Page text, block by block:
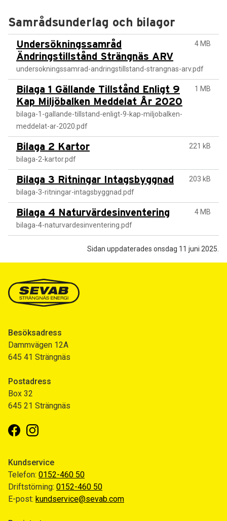
Samrådsunderlag och bilagor
Undersökningssamråd
Ändringstillstånd Strängnäs ARV
4 MB
undersokningssamrad-andringstillstand-strangnas-arv.pdf
Bilaga 1 Gällande Tillstånd Enligt 9
Kap Miljöbalken Meddelat År 2020
1 MB
bilaga-1-gallande-tillstand-enligt-9-kap-miljobalken-
meddelat-ar-2020.pdf
Bilaga 2 Kartor
221 kB
bilaga-2-kartor.pdf
Bilaga 3 Ritningar Intagsbyggnad
203 kB
bilaga-3-ritningar-intagsbyggnad.pdf
Bilaga 4 Naturvärdesinventering
4 MB
bilaga-4-naturvardesinventering.pdf
Sidan uppdaterades onsdag 11 juni 2025.
Besöksadress
Dammvägen 12A
645 41 Strängnäs
Postadress
Box 32
645 21 Strängnäs
FacebookInstagram
Kundservice
Telefon: 0152-460 50
Driftstörning: 0152-460 50
E-post: kundservice@sevab.com